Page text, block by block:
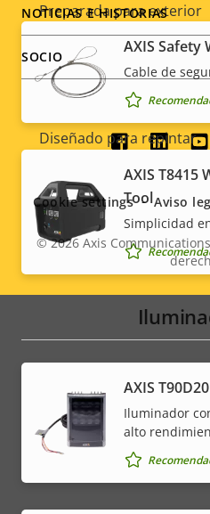
Preparada para exterior
Clasificación de
Clasificación IP
Diseñado para repintar
Sostenibilidad
AXIS Safety
Cable de
AXIS T8415
Tool
Simplicidad
AXIS
Iluminador
alto
NOTICIAS E HISTORIAS
SOCIO
Social
menu
Legal
© 2026Axis
Cookie settings Aviso